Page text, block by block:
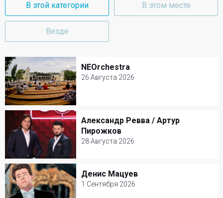
В этой категории В этом месте
Везде
NEOrchestra
26 Августа 2026
NEOrchestra
26 Августа 2026
Зеленый театр ВДНХ
Другое
Александр Ревва / Артур
Пирожков
28 Августа 2026
Александр Ревва / Артур Пирожков
28 Августа 2026
Зеленый театр ВДНХ
Юмор
Денис Мацуев
1 Сентября 2026
Денис Мацуев